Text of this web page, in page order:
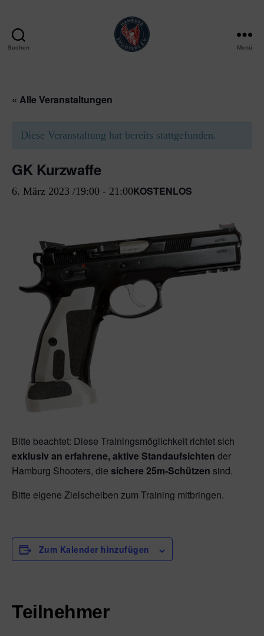
Suchen Menü
« Alle Veranstaltungen
Diese Veranstaltung hat bereits stattgefunden.
GK Kurzwaffe
6. März 2023 /19:00 - 21:00KOSTENLOS
Bitte beachtet: Diese Trainingsmöglichkeit richtet sich
exklusiv an erfahrene, aktive Standaufsichten der
Hamburg Shooters, die sichere 25m-Schützen sind.
Bitte eigene Zielscheiben zum Training mitbringen.
Zum Kalender hinzufügen
Teilnehmer